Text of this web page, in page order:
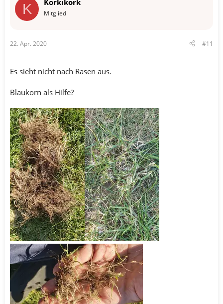
K Korkikork
Mitglied
22. Apr. 2020 #11
Es sieht nicht nach Rasen aus.
Blaukorn als Hilfe?